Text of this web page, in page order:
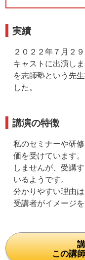
実績
２０２２年７月２
キャストに出演し
を志師塾という先
した。
講演の特徴
私のセミナーや研
価を受けています
しませんが、受講
いるようです。
分かりやすい理由
受講者がイメージ
この講